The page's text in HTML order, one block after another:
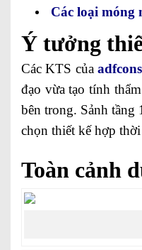
Các loại móng
Ý tưởng
Các KTS của
đạo vừa tạo tính
bên trong. Sảnh tầng
chọn thiết kế hợp
Toàn cảnh